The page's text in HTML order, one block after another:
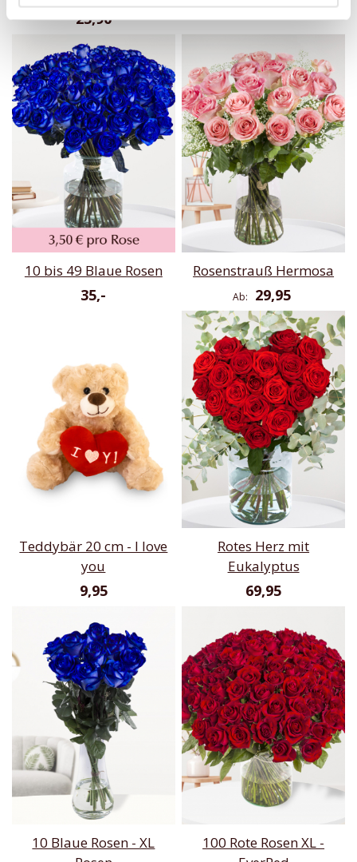
25,90
10 bis 49 Blaue Rosen
35,-
Rosenstrauß Hermosa
Ab 29,95
Teddybär 20 cm - I love
you
9,95
Rotes Herz mit
Eukalyptus
69,95
10 Blaue Rosen - XL
100 Rote Rosen XL -